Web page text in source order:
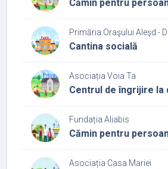
Cămin pentru
Primăria Oraşului Aleşd -
Cantina socială
Asociația Voia Ta
Centrul de îngrijire la
Fundația Aliabis
Cămin pentru
Asociația Casa Mariei